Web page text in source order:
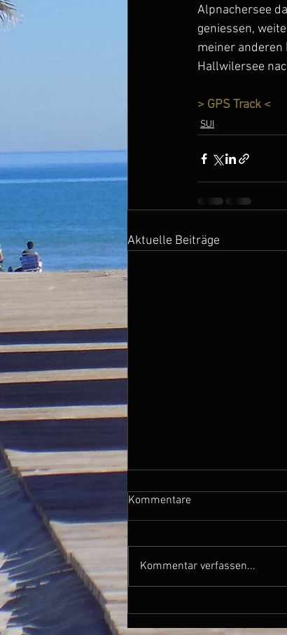
Alpnachersee
geniessen,
meiner anderen
Hallwilersee
> GPS Track <
SUI
Aktuelle Beiträge
Kommentare
Kommentar verfassen...